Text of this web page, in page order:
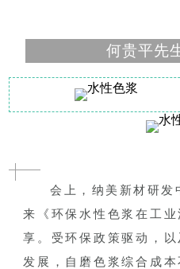
何贵平先
会上，纳美新材研发
来《环保水性色浆在工
享。受环保政策驱动，
发展，自磨色浆综合成